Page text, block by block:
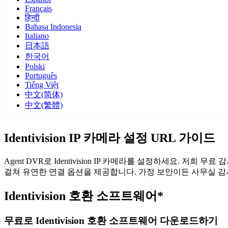
Français
हिन्दी
Bahasa Indonesia
Italiano
日本語
한국어
Polski
Português
Tiếng Việt
中文(简体)
中文(繁體)
Identivision IP 카메라 설정 URL 가이드
Agent DVR로 Identivision IP 카메라를 설정하세요. 저희 무료
걸쳐 유연한 연결 옵션을 제공합니다. 가정 보안이든 사무실
Identivision 호환 소프트웨어*
무료로 Identivision 호환 소프트웨어 다운로드하기